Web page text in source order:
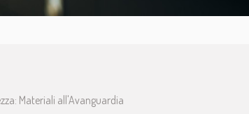
Materiali all'Avanguardia